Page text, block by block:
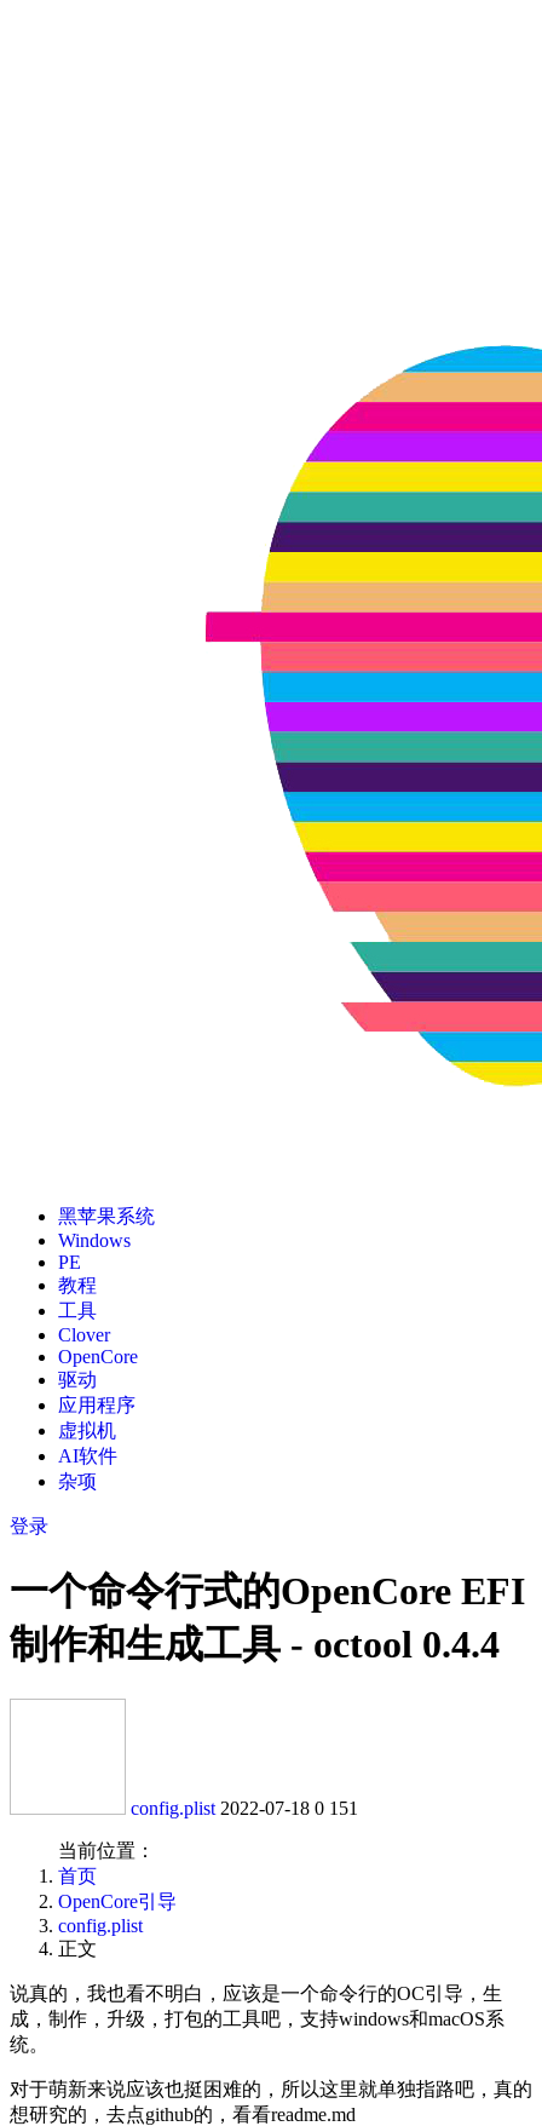
黑苹果系统
Windows
PE
教程
工具
Clover
OpenCore
驱动
应用程序
虚拟机
AI软件
杂项
登录
一个命令行式的OpenCore EFI
制作和生成工具 - octool 0.4.4
config.plist 2022-07-18 0 151
当前位置：
首页
OpenCore引导
config.plist
正文
说真的，我也看不明白，应该是一个命令行的OC引导，生
成，制作，升级，打包的工具吧，支持windows和macOS系
统。
对于萌新来说应该也挺困难的，所以这里就单独指路吧，真的
想研究的，去点github的，看看readme.md